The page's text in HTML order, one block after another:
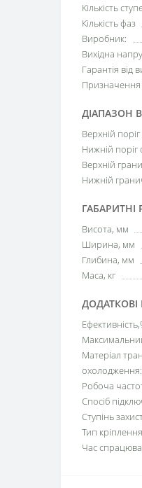
Кількість
Кількість фаз
Виробник:
Вихідна
Гарантія від
Призначення
ДІАПАЗОН
Верхній поріг
Нижній поріг
Верхній
Нижній
ГАБАРИТНІ
Висота, мм
Ширина, мм
Глибина, мм
Маса, кг
Матеріал
охолодження:
Робоча
Спосіб
Ступінь
Тип кріплення
Час